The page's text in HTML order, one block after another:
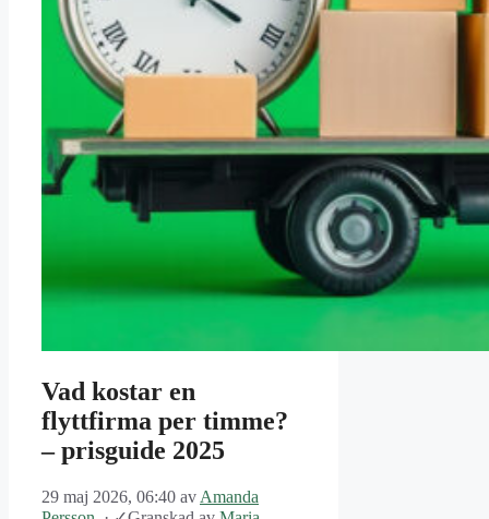
Vad kostar en
flyttfirma per timme?
– prisguide 2025
29 maj 2026, 06:40 av Amanda